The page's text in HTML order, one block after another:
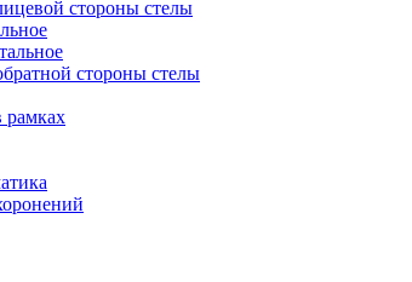
стороны стелы
стороны стелы